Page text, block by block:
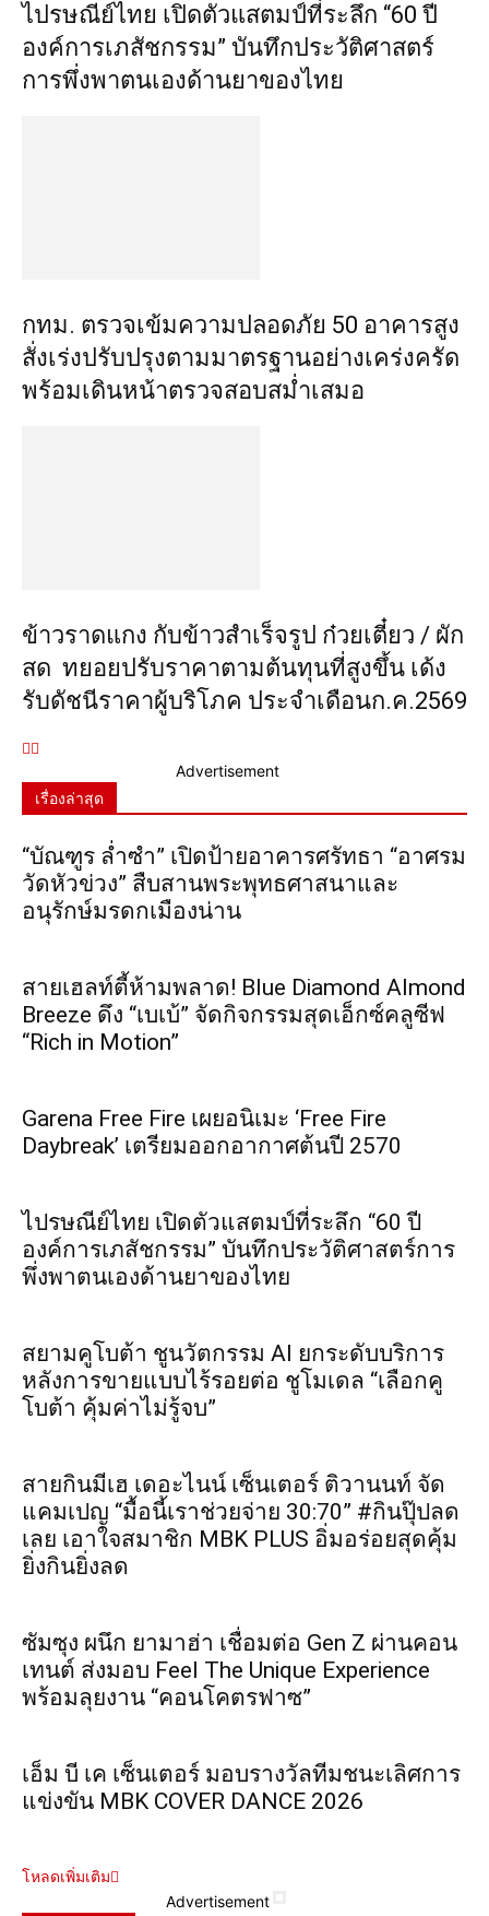
ไปรษณีย์ไทย เปิดตัวแสตมป์ที่ระลึก “60 ปี
องค์การเภสัชกรรม” บันทึกประวัติศาสตร์
การพึ่งพาตนเองด้านยาของไทย
กทม. ตรวจเข้มความปลอดภัย 50 อาคารสูง
สั่งเร่งปรับปรุงตามมาตรฐานอย่างเคร่งครัด
พร้อมเดินหน้าตรวจสอบสม่ำเสมอ
ข้าวราดแกง กับข้าวสำเร็จรูป ก๋วยเตี๋ยว / ผัก
สด ทยอยปรับราคาตามต้นทุนที่สูงขึ้น เด้ง
รับดัชนีราคาผู้บริโภค ประจำเดือนก.ค.2569
Advertisement
เรื่องล่าสุด
“บัณฑูร ล่ำซำ” เปิดป้ายอาคารศรัทธา “อาศรม
วัดหัวข่วง” สืบสานพระพุทธศาสนาและ
อนุรักษ์มรดกเมืองน่าน
สายเฮลท์ตี้ห้ามพลาด! Blue Diamond Almond
Breeze ดึง “เบเบ้” จัดกิจกรรมสุดเอ็กซ์คลูซีฟ
“Rich in Motion”
Garena Free Fire เผยอนิเมะ ‘Free Fire
Daybreak’ เตรียมออกอากาศต้นปี 2570
ไปรษณีย์ไทย เปิดตัวแสตมป์ที่ระลึก “60 ปี
องค์การเภสัชกรรม” บันทึกประวัติศาสตร์การ
พึ่งพาตนเองด้านยาของไทย
สยามคูโบต้า ชูนวัตกรรม AI ยกระดับบริการ
หลังการขายแบบไร้รอยต่อ ชูโมเดล “เลือกคู
โบต้า คุ้มค่าไม่รู้จบ”
สายกินมีเฮ เดอะไนน์ เซ็นเตอร์ ติวานนท์ จัด
แคมเปญ “มื้อนี้เราช่วยจ่าย 30:70” #กินปุ๊ปลด
เลย เอาใจสมาชิก MBK PLUS อิ่มอร่อยสุดคุ้ม
ยิ่งกินยิ่งลด
ซัมซุง ผนึก ยามาฮ่า เชื่อมต่อ Gen Z ผ่านคอน
เทนต์ ส่งมอบ Feel The Unique Experience
พร้อมลุยงาน “คอนโคตรฟาซ”
เอ็ม บี เค เซ็นเตอร์ มอบรางวัลทีมชนะเลิศการ
แข่งขัน MBK COVER DANCE 2026
โหลดเพิ่มเติม
Advertisement